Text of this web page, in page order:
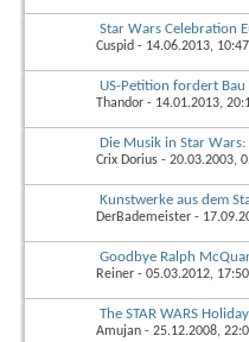
Star Wars Celebration
Cuspid - 14.06.2013,
US-Petition fordert Bau
Thandor - 14.01.2013,
Die Musik in Star
Crix Dorius - 20.03.2003,
Kunstwerke aus dem
DerBademeister -
Goodbye Ralph
Reiner - 05.03.2012,
The STAR WARS
Amujan - 25.12.2008,